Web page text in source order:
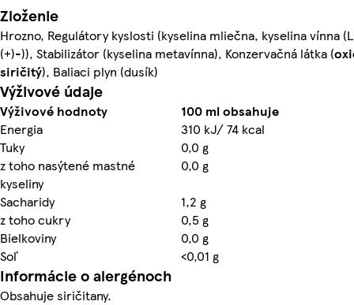
Zloženie
Hrozno, Regulátory kyslosti (kyselina mliečna, kyselina vínna (L
(+)-)), Stabilizátor (kyselina metavínna), Konzervačná látka (
siričitý), Baliaci plyn (dusík)
Výživové údaje
Výživové hodnoty
100 ml obsahuje
Energia
310 kJ/ 74 kcal
Tuky
0,0 g
z toho nasýtené mastné
kyseliny
0,0 g
Sacharidy
1,2 g
z toho cukry
0,5 g
Bielkoviny
0,0 g
Soľ
<0,01 g
Informácie o alergénoch
Obsahuje siričitany.